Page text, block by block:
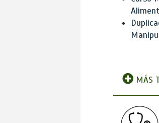
MÁS